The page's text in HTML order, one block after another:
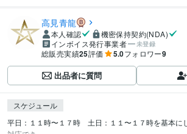
高見青龍
本人確認
機密保持契約(NDA)
インボイス発行事業者
未登録
総販売実績25評価 5.0フォロワー9
出品者に質問
スケジュール
平日：１１時〜１７時　土日：１１〜１７時を基本に